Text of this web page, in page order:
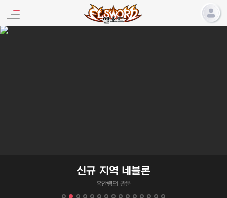
엘소드 프로모션
신규 지역 네블론
흑안령의 관문